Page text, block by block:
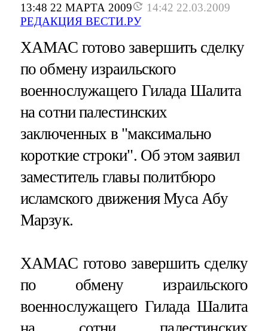
13:48 22 МАРТА 2009
14:42 22.03.2009
РЕДАКЦИЯ ВЕСТИ.РУ
ХАМАС готово завершить сделку
по обмену израильского
военнослужащего Гилада Шалита
на сотни палестинских
заключенных в "максимально
короткие строки". Об этом заявил
заместитель главы политбюро
исламского движения Муса Абу
Марзук.
ХАМАС готово завершить сделку
по обмену израильского
военнослужащего Гилада Шалита